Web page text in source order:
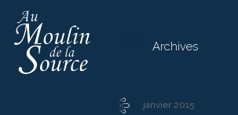
Archives
janvier 2015